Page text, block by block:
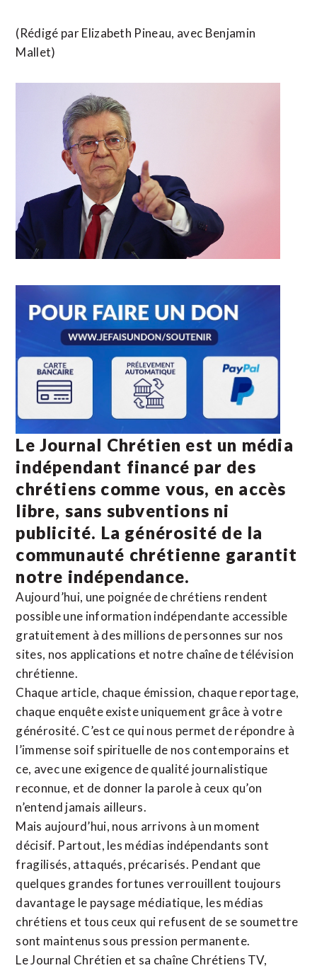
(Rédigé par ​Elizabeth Pineau, avec Benjamin
Mallet)
Le Journal Chrétien est un média
indépendant financé par des
chrétiens comme vous, en accès
libre, sans subventions ni
publicité. La générosité de la
communauté chrétienne garantit
notre indépendance.
Aujourd’hui, une poignée de chrétiens rendent
possible une information indépendante accessible
gratuitement à des millions de personnes sur nos
sites, nos applications et notre chaîne de télévision
chrétienne.
Chaque article, chaque émission, chaque reportage,
chaque enquête existe uniquement grâce à votre
générosité. C’est ce qui nous permet de répondre à
l’immense soif spirituelle de nos contemporains et
ce, avec une exigence de qualité journalistique
reconnue, et de donner la parole à ceux qu’on
n’entend jamais ailleurs.
Mais aujourd’hui, nous arrivons à un moment
décisif. Partout, les médias indépendants sont
fragilisés, attaqués, précarisés. Pendant que
quelques grandes fortunes verrouillent toujours
davantage le paysage médiatique, les médias
chrétiens et tous ceux qui refusent de se soumettre
sont maintenus sous pression permanente.
Le Journal Chrétien et sa chaîne Chrétiens TV,